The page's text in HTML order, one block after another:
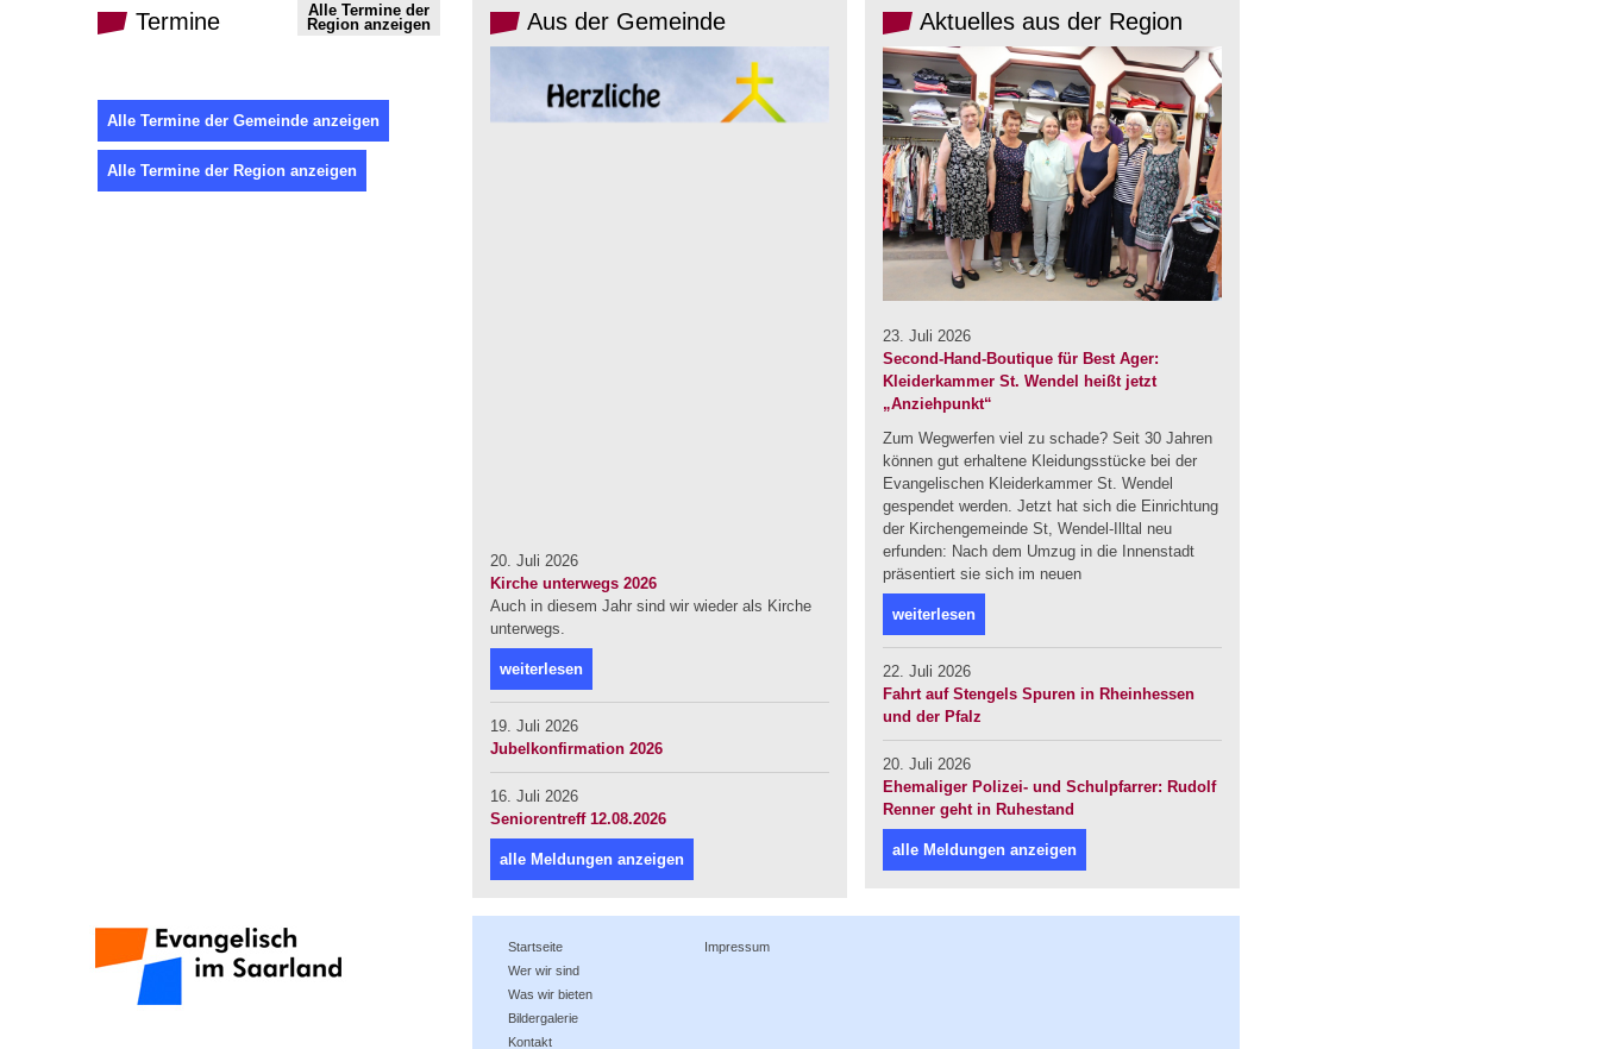
Termine
Alle Termine der
Region anzeigen
Alle Termine der Gemeinde anzeigen
Alle Termine der Region anzeigen
Aus der Gemeinde
20. Juli 2026
Kirche unterwegs 2026
Auch in diesem Jahr sind wir wieder als Kirche
unterwegs.
weiterlesen
19. Juli 2026
Jubelkonfirmation 2026
16. Juli 2026
Seniorentreff 12.08.2026
alle Meldungen anzeigen
Aktuelles aus der Region
23. Juli 2026
Second-Hand-Boutique für Best Ager:
Kleiderkammer St. Wendel heißt jetzt
„Anziehpunkt“
Zum Wegwerfen viel zu schade? Seit 30 Jahren
können gut erhaltene Kleidungsstücke bei der
Evangelischen Kleiderkammer St. Wendel
gespendet werden. Jetzt hat sich die Einrichtung
der Kirchengemeinde St, Wendel-Illtal neu
erfunden: Nach dem Umzug in die Innenstadt
präsentiert sie sich im neuen
weiterlesen
22. Juli 2026
Fahrt auf Stengels Spuren in Rheinhessen
und der Pfalz
20. Juli 2026
Ehemaliger Polizei- und Schulpfarrer: Rudolf
Renner geht in Ruhestand
alle Meldungen anzeigen
Startseite
Wer wir sind
Was wir bieten
Bildergalerie
Kontakt
Impressum